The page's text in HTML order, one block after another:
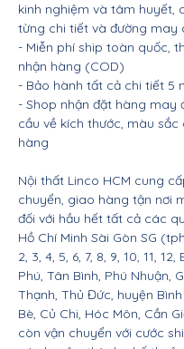
kinh nghiệm và tâm huyết,
từng chi tiết và đường may
- Miễn phí ship toàn quốc,
nhận hàng (COD)
- Bảo hành tất cả chi tiết 5
- Shop nhận đặt hàng may
cầu về kích thước, màu sắc
hàng
Nội thất Linco HCM cung
chuyển, giao hàng tận nơi
đối với hầu hết tất cả các
Hồ Chí Minh Sài Gòn SG
2, 3, 4, 5, 6, 7, 8, 9, 10, 11,
Phú, Tân Bình, Phú Nhuận,
Thạnh, Thủ Đức, huyện
Bè, Củ Chi, Hóc Môn, Cần
còn vận chuyển với cước